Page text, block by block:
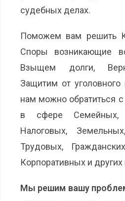
судебных делах.
Поможем вам решить
Споры возникающие
Взыщем долги,
Защитим от
нам можно обратиться
в сфере Семейных,
Налоговых,
Трудовых,
Корпоративных и
Мы решим вашу